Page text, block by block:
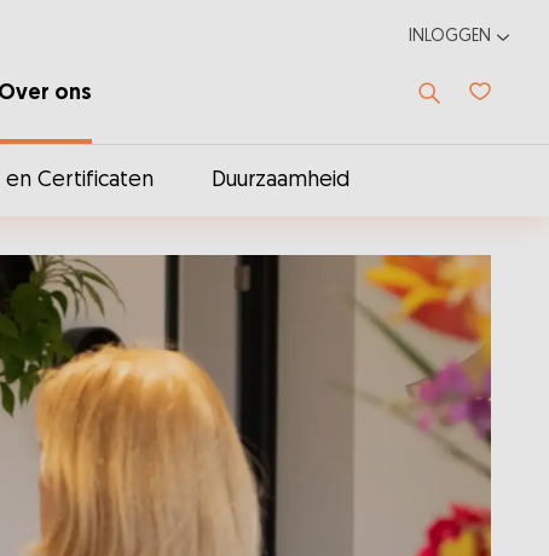
Over ons
INLOGGEN
en Certificaten Duurzaamheid